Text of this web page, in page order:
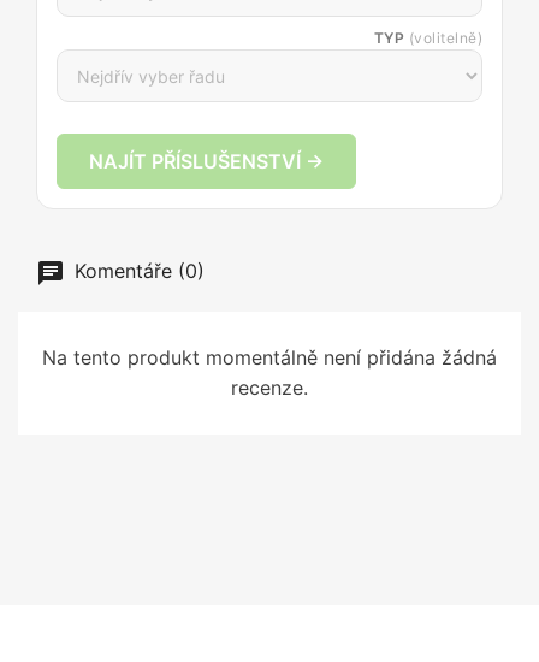
TYP (volitelně)
NAJÍT PŘÍSLUŠENSTVÍ →
Komentáře (0)
Na tento produkt momentálně není přidána žádná
recenze.